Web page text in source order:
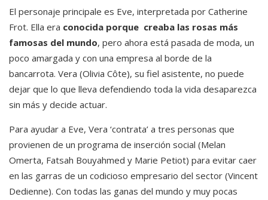
El personaje principale es Eve, interpretada por Catherine
Frot. Ella era conocida porque creaba las rosas más
famosas del mundo, pero ahora está pasada de moda, un
poco amargada y con una empresa al borde de la
bancarrota. Vera (Olivia Côte), su fiel asistente, no puede
dejar que lo que lleva defendiendo toda la vida desaparezca
sin más y decide actuar.
Para ayudar a Eve, Vera ‘contrata’ a tres personas que
provienen de un programa de inserción social (Melan
Omerta, Fatsah Bouyahmed y Marie Petiot) para evitar caer
en las garras de un codicioso empresario del sector (Vincent
Dedienne). Con todas las ganas del mundo y muy pocas